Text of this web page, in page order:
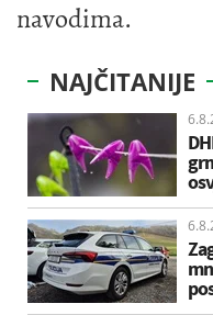
navodima.
NAJČITANIJE